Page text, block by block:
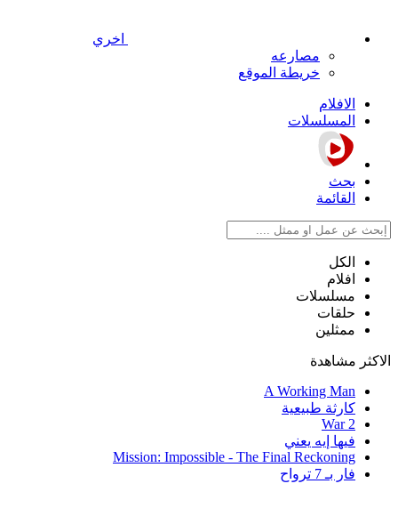
اخري
مصارعه
خريطة الموقع
الافلام
المسلسلات
بحث
القائمة
الكل
افلام
مسلسلات
حلقات
ممثلين
الاكثر مشاهدة
A Working Man
كارثة طبيعية
War 2
فيها إيه يعني
Mission: Impossible - The Final Reckoning
فار بـ 7 ترواح